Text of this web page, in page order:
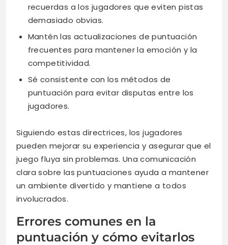
recuerdas a los jugadores que eviten pistas
demasiado obvias.
Mantén las actualizaciones de puntuación
frecuentes para mantener la emoción y la
competitividad.
Sé consistente con los métodos de
puntuación para evitar disputas entre los
jugadores.
Siguiendo estas directrices, los jugadores
pueden mejorar su experiencia y asegurar que el
juego fluya sin problemas. Una comunicación
clara sobre las puntuaciones ayuda a mantener
un ambiente divertido y mantiene a todos
involucrados.
Errores comunes en la
puntuación y cómo evitarlos